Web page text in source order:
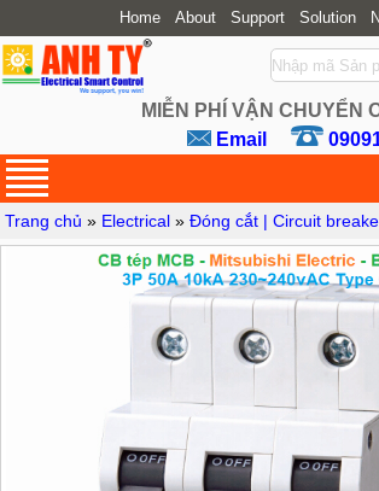
Home About Support Solution
MIỄN PHÍ VẬN CHUYỂN
Email
Trang chủ » Electrical »Đóng cắt | Circuit